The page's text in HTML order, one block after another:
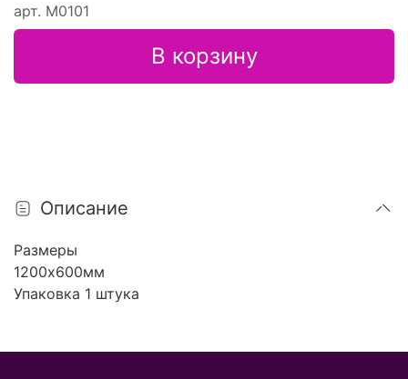
арт. М0101
В корзину
Описание
Размеры
1200х600мм
Упаковка 1 штука